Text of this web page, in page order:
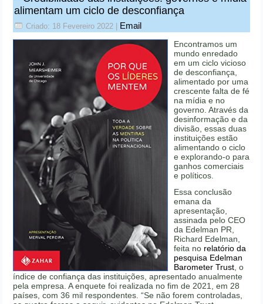
alimentam um ciclo de desconfiança
Criado: 18 Fevereiro 2022 | Email
Encontramos um
mundo enredado
em um ciclo vicioso
de desconfiança,
alimentado por uma
crescente falta de fé
na mídia e no
governo. Através da
desinformação e da
divisão, essas duas
instituições estão
alimentando o ciclo
e explorando-o para
ganhos comerciais
e políticos.
Essa conclusão
emana da
apresentação,
assinada pelo CEO
da Edelman PR,
Richard Edelman,
feita no relatório da
pesquisa Edelman
Barometer Trust , o
índice de confiança das instituições, apresentado anualmente
pela empresa. A enquete foi realizada no fim de 2021, em 28
países, com 36 mil respondentes. “Se não forem controladas,